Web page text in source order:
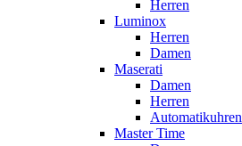
Herren
Luminox
Herren
Damen
Maserati
Damen
Herren
Automatikuhren
Master Time